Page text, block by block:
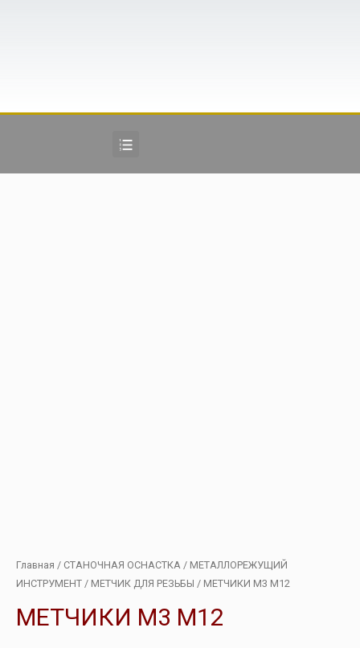
Главная / СТАНОЧНАЯ ОСНАСТКА / МЕТАЛЛОРЕЖУЩИЙ
ИНСТРУМЕНТ / МЕТЧИК ДЛЯ РЕЗЬБЫ / МЕТЧИКИ М3 М12
МЕТЧИКИ М3 М12